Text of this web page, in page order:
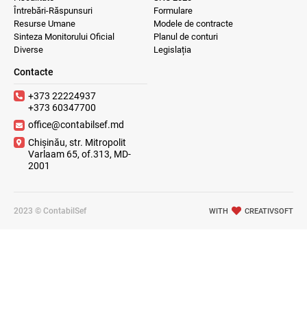
Întrebări-Răspunsuri
Resurse Umane
Sinteza Monitorului Oficial
Diverse
Formulare
Modele de contracte
Planul de conturi
Legislația
Contacte
+373 22224937
+373 60347700
office@contabilsef.md
Chișinău, str. Mitropolit
Varlaam 65, of.313, MD-
2001
2023 © ContabilSef WITH CREATIVSOFT